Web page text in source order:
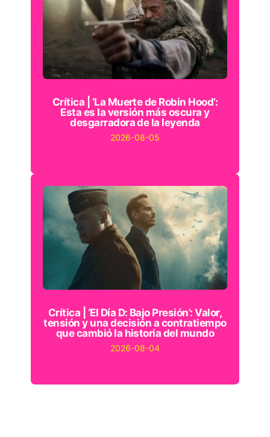
Crítica | ‘La Muerte de Robin Hood’:
Esta es la versión más oscura y
desgarradora de la leyenda
2026-08-05
Crítica | ‘El Día D: Bajo Presión’: Valor,
tensión y una decisión a contratiempo
que cambió la historia del mundo
2026-08-04